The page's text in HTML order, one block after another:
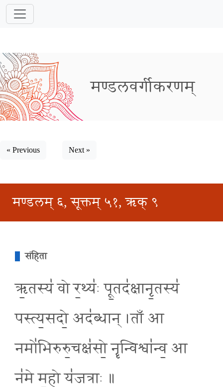
मण्डलवर्गीकरणम्
« Previous Next »
मण्डलम् ६, सूक्तम् ५१, ऋक् ९
संहिता
ऋ॒तस्य॑ वो र॒थ्य॑ः पू॒तद॑क्षानृ॒तस्य॑
पस्त्य॒सदो॒ अद॑ब्धान् ।ताँ आ
नमो॑भिरुरु॒चक्ष॑सो॒ नॄन्विश्वा॑न्व॒ आ
न॑मे म॒हो य॑जत्राः ॥